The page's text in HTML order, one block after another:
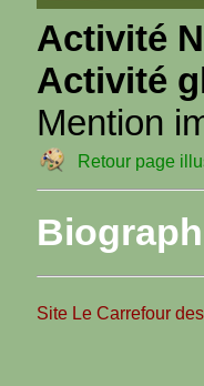
Activité
Activité
Mention
Retour page
Site Le Carrefour